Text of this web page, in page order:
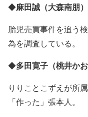
◆麻田誠（大森南朋）
胎児売買事件を追う
為を調査している。
◆多田寛子（桃井かお
りりことこずえが所
「作った」張本人。